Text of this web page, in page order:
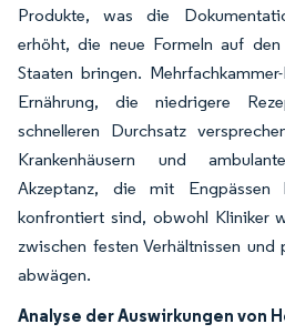
Produkte, was die
erhöht, die neue Formeln auf
Staaten bringen.
Ernährung, die niedrigere
schnelleren Durchsatz
Krankenhäusern und
Akzeptanz, die mit Engpässen
konfrontiert sind, obwohl Kliniker
zwischen festen Verhältnissen
abwägen.
Analyse der Auswirkungen von